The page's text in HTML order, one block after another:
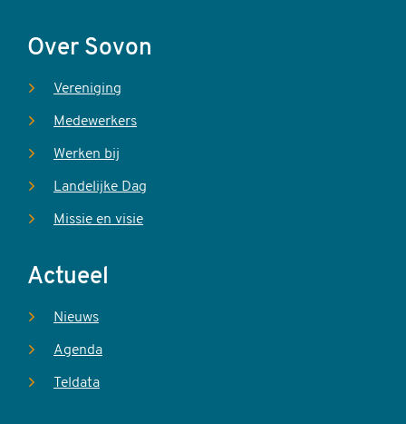
Over Sovon
Vereniging
Medewerkers
Werken bij
Landelijke Dag
Missie en visie
Actueel
Nieuws
Agenda
Teldata